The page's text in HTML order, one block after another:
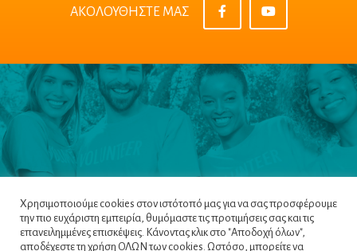
ΑΚΟΛΟΥΘΗΣΤΕ ΜΑΣ
Χρησιμοποιούμε cookies στον ιστότοπό μας για να σας προσφέρουμε
την πιο ευχάριστη εμπειρία, θυμόμαστε τις προτιμήσεις σας και τις
επανειλημμένες επισκέψεις. Κάνοντας κλικ στο "Αποδοχή όλων",
αποδέχεστε τη χρήση ΟΛΩΝ των cookies. Ωστόσο, μπορείτε να